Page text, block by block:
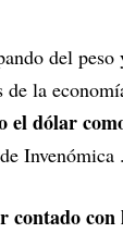
del
de la
el dólar
Invenómica .
contado